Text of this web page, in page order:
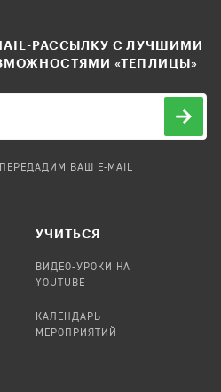
РАССЫЛКУ С ЛУЧШИМИ
«ТЕПЛИЦЫ»
ВАШ E-MAIL
УЧИТЬСЯ
ВИДЕО-УРОКИ НА
YOUTUBE
КАЛЕНДАРЬ
МЕРОПРИЯТИЙ